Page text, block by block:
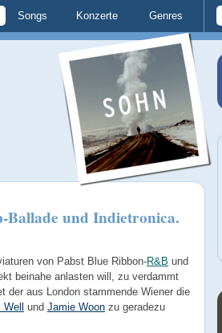
Songs Konzerte Genres
Ballade und Indietronica.
von Pabst Blue Ribbon-R&B und
beinahe anlasten will, zu verdammt
der aus London stammende Wiener die
und Jamie Woon zu geradezu